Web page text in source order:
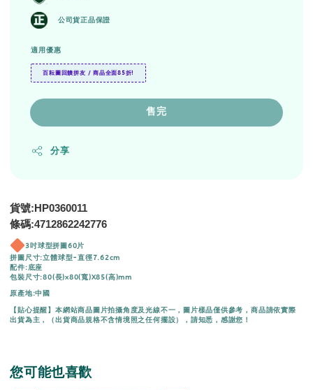
公司貨正品保證
適用優惠
百耘圖回饋拼友 / 商品全面85折!
售完
分享
貨號:HP0360011
條碼:4712862242776
3吋球型拼圖60片
拼圖尺寸:立體球型-直徑7.62cm
配件:底座
包裝尺寸:80(長)x80(寬)X85(高)mm
原產地:中國
【貼心提醒】本網站商品圖片拍攝角度及光線不一，圖片樣品僅供參考，商品請依實際
出貨為主，（出貨商品規格不含情境照之任何擺設），請知悉，感謝您！
您可能也喜歡